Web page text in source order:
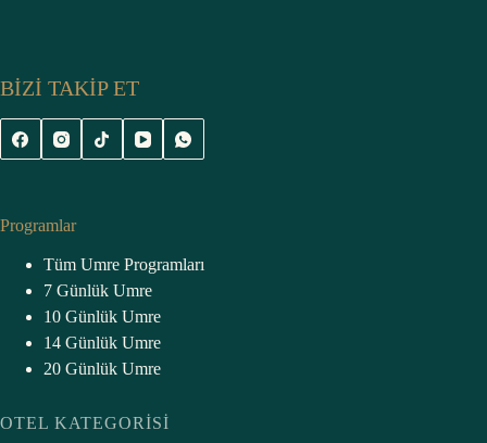
BİZİ TAKİP ET
Programlar
Tüm Umre Programları
7 Günlük Umre
10 Günlük Umre
14 Günlük Umre
20 Günlük Umre
OTEL KATEGORISI